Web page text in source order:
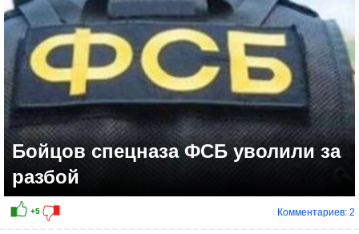
Бойцов спецназа ФСБ уволили за
разбой
Комментариев: 2